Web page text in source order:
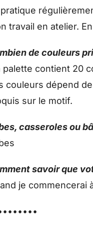
travail en atelier.
de couleurs
palette contient 20
couleurs dépend
sur le motif.
casseroles ou
savoir que
je commencerai